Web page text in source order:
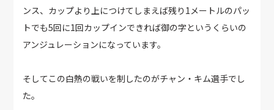
ンス、カップより上につけてしまえば残り1メートルのパッ
トでも5回に1回カップインできれば御の字というくらいの
アンジュレーションになっています。
そしてこの白熱の戦いを制したのがチャン・キム選手でし
た。